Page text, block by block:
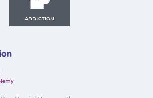
ADDICTION
Guadeloupe, Saint-Martin, Saint